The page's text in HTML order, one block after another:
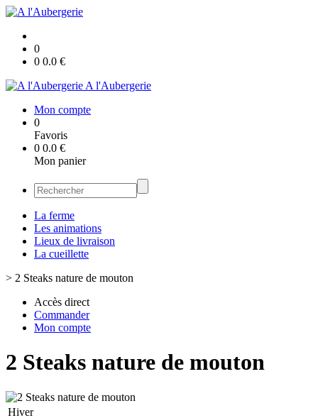
0
0 0.0 €
A l'Aubergerie
Mon compte
0
Favoris
0 0.0 €
Mon panier
La ferme
Les animations
Lieux de livraison
La cueillette
> 2 Steaks nature de mouton
Accès direct
Commander
Mon compte
2 Steaks nature de mouton
Hiver